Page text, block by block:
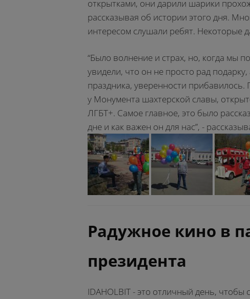
открытками, они дарили шарики
рассказывая об истории этого дня.
интересом слушали ребят. Некоторые
“Было волнение и страх, но, когда мы
увидели, что он не просто рад
праздника, уверенности
у Монумента шахтерской славы,
ЛГБТ+. Самое главное, это было
дне и как важен он для нас”, -
Радужное кино в
президента
IDAHOLBIT - это отличный день,